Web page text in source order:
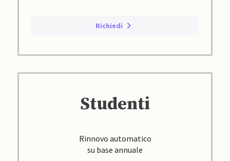
Richiedi
Studenti
Rinnovo automatico
su base annuale